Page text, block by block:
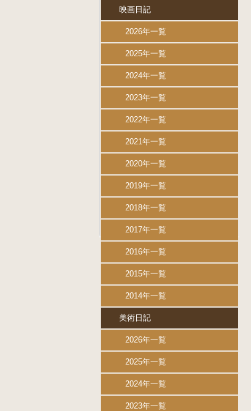
映画日記
2026年一覧
2025年一覧
2024年一覧
2023年一覧
2022年一覧
2021年一覧
2020年一覧
2019年一覧
2018年一覧
2017年一覧
2016年一覧
2015年一覧
2014年一覧
美術日記
2026年一覧
2025年一覧
2024年一覧
2023年一覧